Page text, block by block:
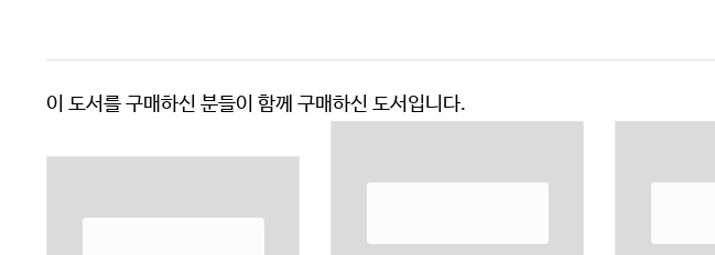
이 도서를 구매하신 분들이 함께 구매하신 도서입니다.